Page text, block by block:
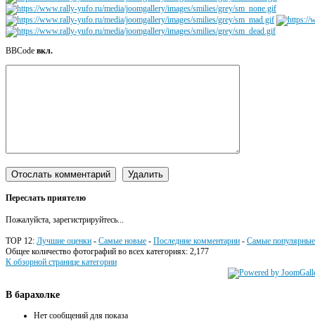
BBCode вкл.
Переслать приятелю
Пожалуйста, зарегистрируйтесь...
TOP 12: Лучшие оценки - Самые новые - Последние комментарии - Самые популярные
Общее количество фотографий во всех категориях: 2,177
К обзорной странице категории
В барахолке
Нет сообщений для показа